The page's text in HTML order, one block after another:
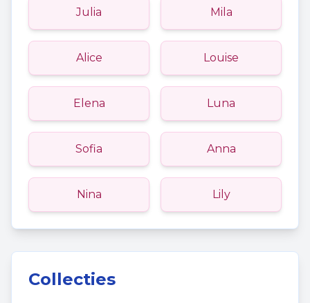
Julia Mila
Alice Louise
Elena Luna
Sofia Anna
Nina Lily
Collecties